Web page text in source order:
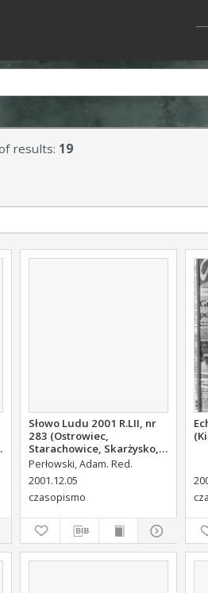
results: 19
Słowo Ludu 2001 R.LII, nr
283 (Ostrowiec,
Starachowice, Skarżysko,
Końskie)
Perłowski, Adam. Red.
2001.12.05
czasopismo